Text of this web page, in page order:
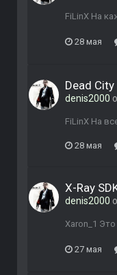
FiLinX На
28 мая
Dead City
denis2000
FiLinX На
28 мая
X-Ray
denis2000
Xaron_1
27 мая